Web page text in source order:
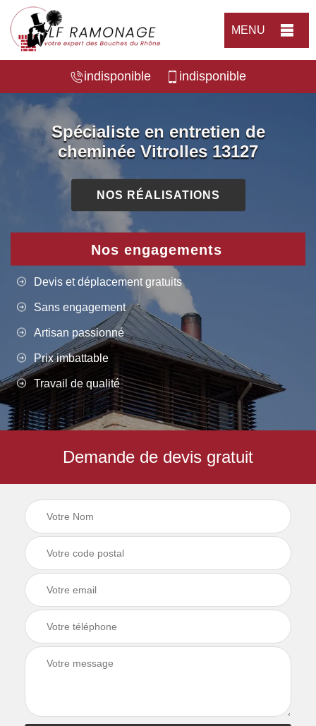
MENU
indisponible indisponible
Spécialiste en entretien de
cheminée Vitrolles 13127
NOS RÉALISATIONS
Nos engagements
Devis et déplacement gratuits
Sans engagement
Artisan passionné
Prix imbattable
Travail de qualité
Demande de devis gratuit